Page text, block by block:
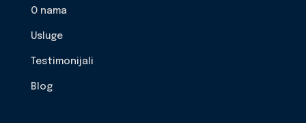
O nama
Usluge
Testimonijali
Blog